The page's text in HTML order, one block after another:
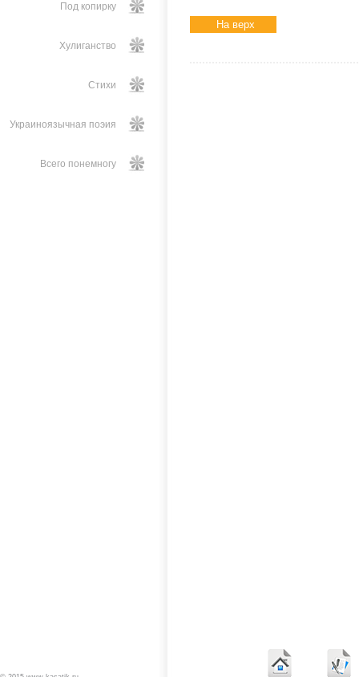
Под копирку
Хулиганство
Стихи
Украиноязычная поэия
Всего понемногу
На верх